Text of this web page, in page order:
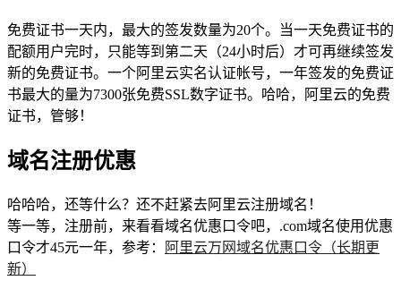
免费证书一天内，最大的签发数量为20个。当一天免费证书的
配额用户完时，只能等到第二天（24小时后）才可再继续签发
新的免费证书。一个阿里云实名认证帐号，一年签发的免费证
书最大的量为7300张免费SSL数字证书。哈哈，阿里云的免费
证书，管够！
域名注册优惠
哈哈哈，还等什么？还不赶紧去阿里云注册域名！
等一等，注册前，来看看域名优惠口令吧，.com域名使用优惠
口令才45元一年，参考：
阿里云万网域名优惠口令（长期更
新）